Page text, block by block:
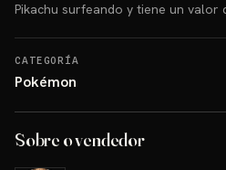
Pikachu surfeando y tiene un valor
CATEGORÍA
Pokémon
Sobre o vendedor